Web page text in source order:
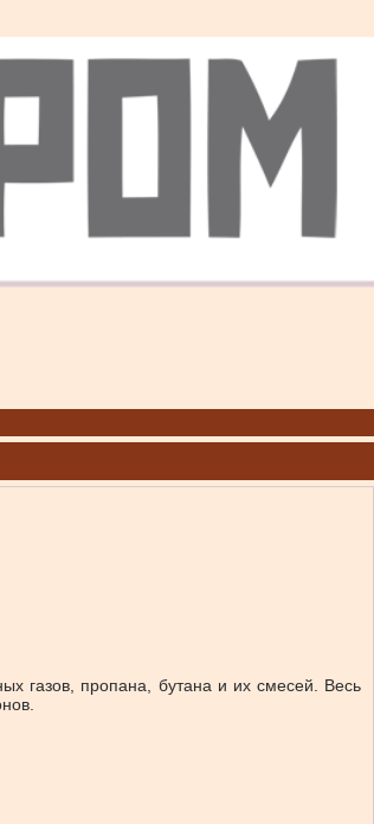
газов, пропана, бутана и их смесей. Весь